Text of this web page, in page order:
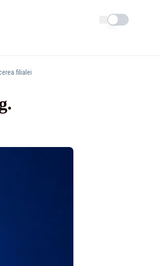
Schimba tema
filialei